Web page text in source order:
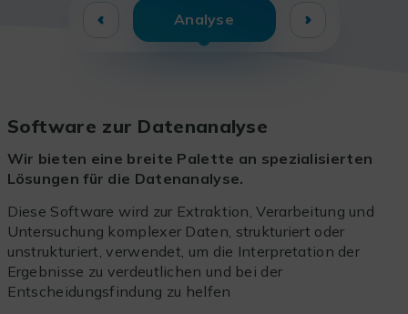
Analyse
Software zur Datenanalyse
Wir bieten eine breite Palette an spezialisierten
Lösungen für die Datenanalyse.
Diese Software wird zur Extraktion, Verarbeitung und
Untersuchung komplexer Daten, strukturiert oder
unstrukturiert, verwendet, um die Interpretation der
Ergebnisse zu verdeutlichen und bei der
Entscheidungsfindung zu helfen